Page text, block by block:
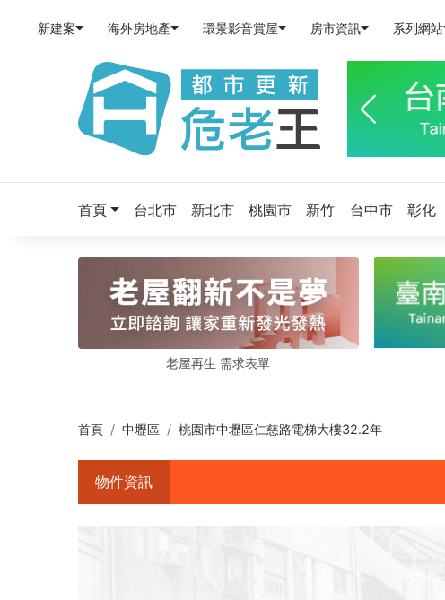
新建案 海外房地產 環景影音賞屋 房市資訊 系列網站
首頁 台北市 新北市 桃園市 新竹 台中市 彰化
老屋再生 需求表單
首頁 中壢區 桃園市中壢區仁慈路電梯大樓32.2年
物件資訊